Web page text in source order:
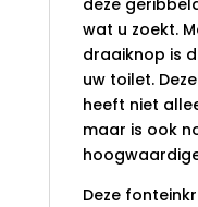
wat u zoekt.
draaiknop is
uw toilet.
heeft niet
maar is ook
Deze